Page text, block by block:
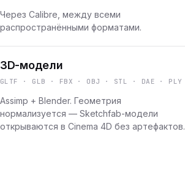
Через Calibre, между всеми
распространёнными форматами.
3D-модели
GLTF · GLB · FBX · OBJ · STL · DAE · PLY
Assimp + Blender. Геометрия
нормализуется — Sketchfab-модели
открываются в Cinema 4D без артефактов.